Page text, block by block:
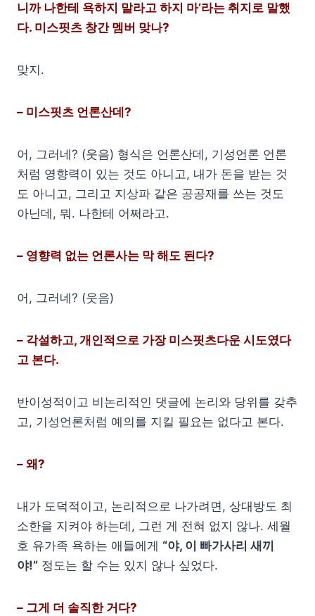
니까 나한테 욕하지 말라고 하지 마’라는 취지로 말했
다. 미스핏츠 창간 멤버 맞나?
맞지.
– 미스핏츠 언론산데?
어, 그러네? (웃음) 형식은 언론산데, 기성언론 언론
처럼 영향력이 있는 것도 아니고, 내가 돈을 받는 것
도 아니고, 그리고 지상파 같은 공공재를 쓰는 것도
아닌데, 뭐. 나한테 어쩌라고.
– 영향력 없는 언론사는 막 해도 된다?
어, 그러네? (웃음)
– 각설하고, 개인적으로 가장 미스핏츠다운 시도였다
고 본다.
반이성적이고 비논리적인 댓글에 논리와 당위를 갖추
고, 기성언론처럼 예의를 지킬 필요는 없다고 본다.
– 왜?
내가 도덕적이고, 논리적으로 나가려면, 상대방도 최
소한을 지켜야 하는데, 그런 게 전혀 없지 않나. 세월
호 유가족 욕하는 애들에게 “야, 이 빠가사리 새끼
야!” 정도는 할 수는 있지 않나 싶었다.
– 그게 더 솔직한 거다?